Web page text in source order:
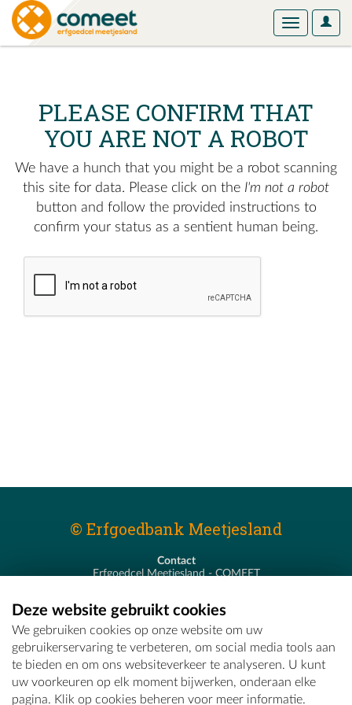
User
Toggle
PLEASE CONFIRM THAT
YOU ARE NOT A ROBOT
We have a hunch that you might be a robot scanning
this site for data. Please click on the I'm not a robot
button and follow the provided instructions to
confirm your status as a sentient human being.
© Erfgoedbank Meetjesland
Contact
Erfgoedcel Meetjesland - COMEET
T - 09 373 75 96
E -erfgoedcel@comeet.be
Deze website gebruikt cookies
We gebruiken cookies op onze website om uw
gebruikerservaring te verbeteren, om social media tools aan
te bieden en om ons websiteverkeer te analyseren. U kunt
uw voorkeuren op elk moment bijwerken, onderaan elke
pagina. Klik op cookies beheren voor meer informatie.